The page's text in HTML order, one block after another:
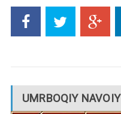
UMRBOQIY NAVOIY